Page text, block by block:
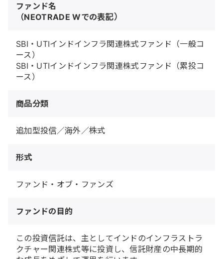
ファンド名
（NEOTRADE Wでの表記）
SBI・UTIインドインフラ関連株式ファンド（一般コ
ース）
SBI・UTIインドインフラ関連株式ファンド（累投コ
ース）
商品分類
追加型投信／海外／株式
形式
ファンド・オブ・ファンズ
ファンドの目的
この投資信託は、主としてインドのインフラストラ
クチャー関連株式等に投資し、信託財産の中長期的